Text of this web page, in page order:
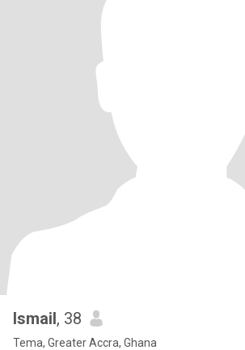
Ismail, 38
Tema, Greater Accra, Ghana